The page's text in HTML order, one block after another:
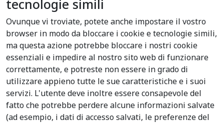
tecnologie simili
Ovunque vi troviate, potete anche impostare il vostro
browser in modo da bloccare i cookie e tecnologie simili,
ma questa azione potrebbe bloccare i nostri cookie
essenziali e impedire al nostro sito web di funzionare
correttamente, e potreste non essere in grado di
utilizzare appieno tutte le sue caratteristiche e i suoi
servizi. L'utente deve inoltre essere consapevole del
fatto che potrebbe perdere alcune informazioni salvate
(ad esempio, i dati di accesso salvati, le preferenze del